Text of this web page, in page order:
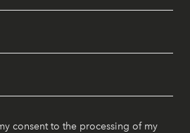
consent to the processing of my